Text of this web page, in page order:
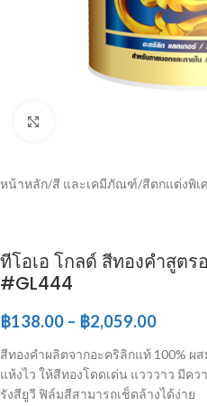
หน้าหลัก/สี และเคมีภัณฑ์/สีตกแต่งพิเ
ทีโอเอ โกลด์ สีทองคำสูตร
#GL444
฿138.00 – ฿2,059.00
สีทองคำผลิตจากอะคริลิกแท้ 100% ผ
แห้งไว ให้สีทองโดดเด่น แวววาว มีค
รังสียูวี ฟิล์มสีสามารถเช็ดล้างได้ง่าย